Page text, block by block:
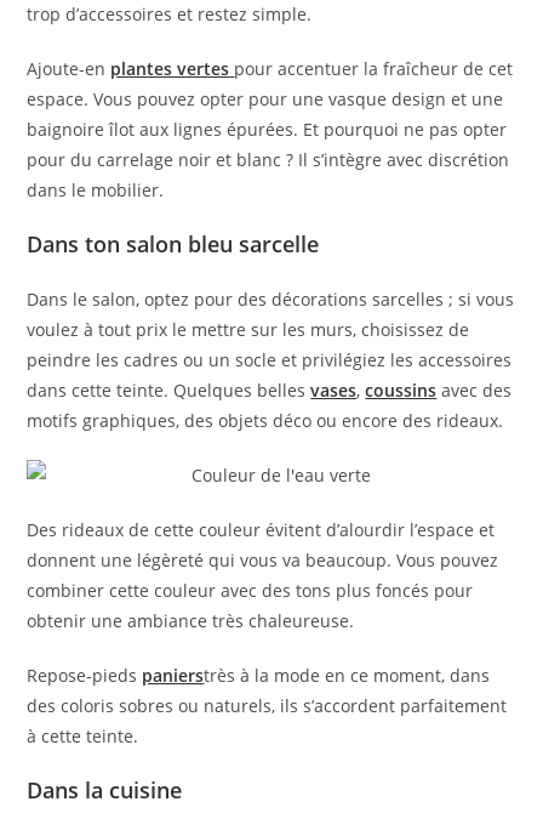
trop d’accessoires et restez simple.
Ajoute-en plantes vertes pour accentuer la fraîcheur de cet
espace. Vous pouvez opter pour une vasque design et une
baignoire îlot aux lignes épurées. Et pourquoi ne pas opter
pour du carrelage noir et blanc ? Il s’intègre avec discrétion
dans le mobilier.
Dans ton salon bleu sarcelle
Dans le salon, optez pour des décorations sarcelles ; si vous
voulez à tout prix le mettre sur les murs, choisissez de
peindre les cadres ou un socle et privilégiez les accessoires
dans cette teinte. Quelques bellesvases,coussins avec des
motifs graphiques, des objets déco ou encore des rideaux.
Des rideaux de cette couleur évitent d’alourdir l’espace et
donnent une légèreté qui vous va beaucoup. Vous pouvez
combiner cette couleur avec des tons plus foncés pour
obtenir une ambiance très chaleureuse.
Repose-pieds panierstrès à la mode en ce moment, dans
des coloris sobres ou naturels, ils s’accordent parfaitement
à cette teinte.
Dans la cuisine